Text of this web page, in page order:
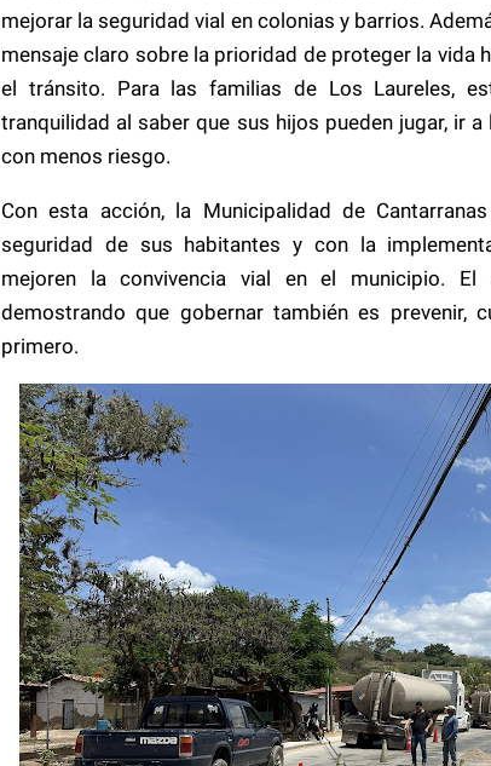
mejorar la seguridad vial en colonias y barrios.
mensaje claro sobre la prioridad de proteger la vida
el tránsito. Para las familias de Los Laureles,
tranquilidad al saber que sus hijos pueden jugar, ir
con menos riesgo.
Con esta acción, la Municipalidad de
seguridad de sus habitantes y con la
mejoren la convivencia vial en el municipio. El
demostrando que gobernar también es prevenir,
primero.